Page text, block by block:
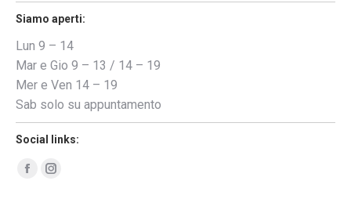
Siamo aperti:
Lun 9 – 14
Mar e Gio 9 – 13 / 14 – 19
Mer e Ven 14 – 19
Sab solo su appuntamento
Social links:
FacebookInstagram